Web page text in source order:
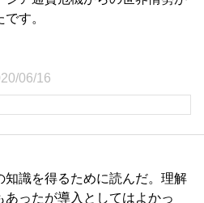
す。
06/16
知識を得るために読んだ。理解
あったが導入としてはよかっ